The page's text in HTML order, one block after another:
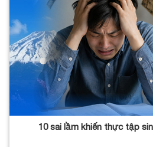
10 sai lầm khiến thực tập